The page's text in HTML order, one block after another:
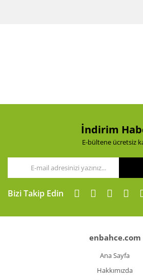
İndirim
E-bültene ücretsiz
Bizi Takip Edin
enbahce.com
Ana Sayfa
Hakkımızda